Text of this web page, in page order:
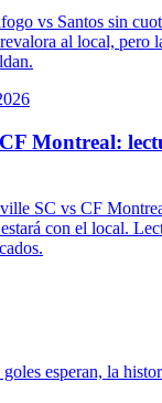
vs Santos sin
al local, pero
Montreal:
SC vs CF
con el local.
esperan, la